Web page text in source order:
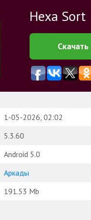
Hexa Sort
Скачать
1-05-2026, 02:02
5.3.60
Android 5.0
Аркады
191.53 Mb